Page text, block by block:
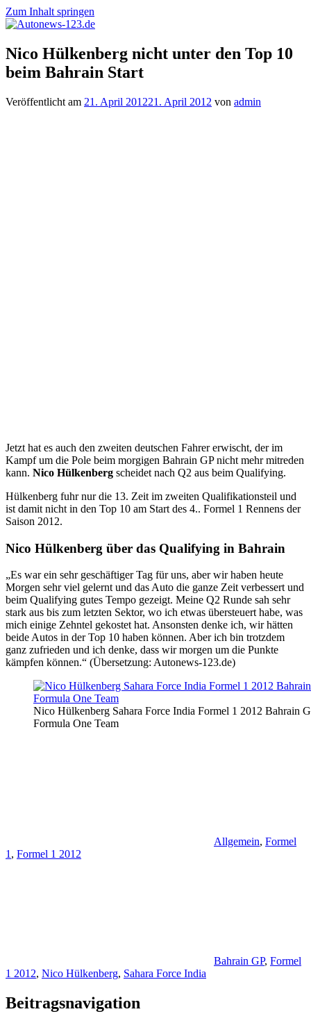
Zum Inhalt springen
Autonews-
123.de
Autonews
mit
Charme
Nico Hülkenberg nicht unter den Top 10
beim Bahrain Start
Veröffentlicht am 21. April 201221. April 2012 von admin
Jetzt hat es auch den zweiten deutschen Fahrer erwischt, der im
Kampf um die Pole beim morgigen Bahrain GP nicht mehr mitreden
kann. Nico Hülkenberg scheidet nach Q2 aus beim Qualifying.
Hülkenberg fuhr nur die 13. Zeit im zweiten Qualifikationsteil und
ist damit nicht in den Top 10 am Start des 4.. Formel 1 Rennens der
Saison 2012.
Nico Hülkenberg über das Qualifying in Bahrain
„Es war ein sehr geschäftiger Tag für uns, aber wir haben heute
Morgen sehr viel gelernt und das Auto die ganze Zeit verbessert und
beim Qualifying gutes Tempo gezeigt. Meine Q2 Runde sah sehr
stark aus bis zum letzten Sektor, wo ich etwas übersteuert habe, was
mich einige Zehntel gekostet hat. Ansonsten denke ich, wir hätten
beide Autos in der Top 10 haben können. Aber ich bin trotzdem
ganz zufrieden und ich denke, dass wir morgen um die Punkte
kämpfen können.“ (Übersetzung: Autonews-123.de)
Nico Hülkenberg Sahara Force India Formel 1 2012 Bahrain
Formula One Team
Allgemein, Formel
1 , Formel 1 2012
Bahrain GP, Formel
1 2012, Nico Hülkenberg, Sahara Force India
Beitragsnavigation